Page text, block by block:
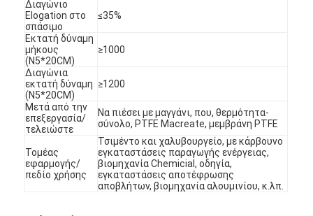
Σπίτι
Προϊόντα
Διαγώνιο
Elogation στο
σπάσιμο
≤35%
Εκτατή δύναμη
μήκους
(N5*20CM)
≥1000
Διαγώνια
εκτατή δύναμη
(N5*20CM)
≥1200
Μετά από την
επεξεργασία/
τελειώστε
Να πιέσει με μαγγάνι, που, θερμότητα-
σύνολο, PTFE Macreate, μεμβράνη PTFE
Τομέας
εφαρμογής/
πεδίο χρήσης
Τσιμέντο και χαλυβουργείο, με κάρβουνο
εγκαταστάσεις παραγωγής ενέργειας,
βιομηχανία Chemicial, οδηγία,
εγκαταστάσεις αποτέφρωσης
αποβλήτων, βιομηχανία αλουμινίου, κ.λπ.